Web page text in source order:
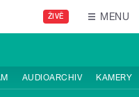
ŽIVĚ MENU
AUDIOARCHIV KAMERY